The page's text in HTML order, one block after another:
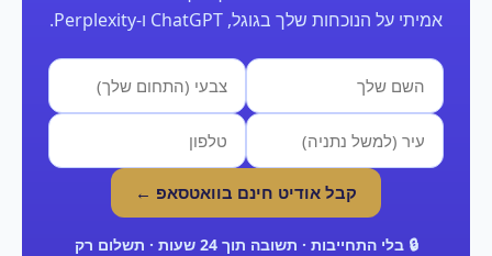
אמיתי על הנוכחות שלך בגוגל, ChatGPT ו-Perplexity.
קבל אודיט חינם בוואטסאפ ←
🔒 בלי התחייבות · תשובה תוך 24 שעות · תשלום רק